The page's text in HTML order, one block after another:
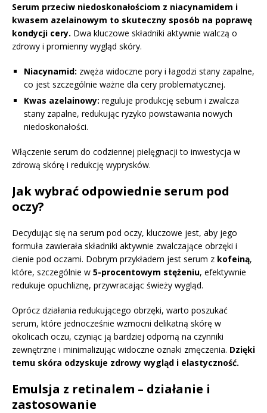
Serum przeciw niedoskonałościom z niacynamidem i
kwasem azelainowym to skuteczny sposób na poprawę
kondycji cery. Dwa kluczowe składniki aktywnie walczą o
zdrowy i promienny wygląd skóry.
Niacynamid: zwęża widoczne pory i łagodzi stany zapalne,
co jest szczególnie ważne dla cery problematycznej.
Kwas azelainowy: reguluje produkcję sebum i zwalcza
stany zapalne, redukując ryzyko powstawania nowych
niedoskonałości.
Włączenie serum do codziennej pielęgnacji to inwestycja w
zdrową skórę i redukcję wyprysków.
Jak wybrać odpowiednie serum pod
oczy?
Decydując się na serum pod oczy, kluczowe jest, aby jego
formuła zawierała składniki aktywnie zwalczające obrzęki i
cienie pod oczami. Dobrym przykładem jest serum z kofeiną,
które, szczególnie w 5-procentowym stężeniu, efektywnie
redukuje opuchliznę, przywracając świeży wygląd.
Oprócz działania redukującego obrzęki, warto poszukać
serum, które jednocześnie wzmocni delikatną skórę w
okolicach oczu, czyniąc ją bardziej odporną na czynniki
zewnętrzne i minimalizując widoczne oznaki zmęczenia. Dzięki
temu skóra odzyskuje zdrowy wygląd i elastyczność.
Emulsja z retinalem – działanie i
zastosowanie